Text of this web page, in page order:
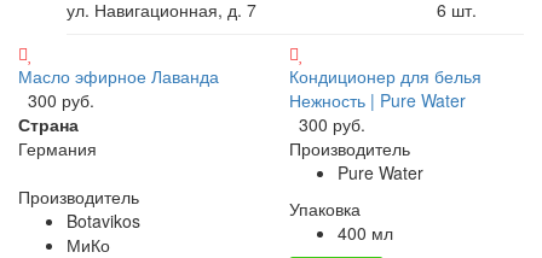
ул. Навигационная, д. 7 6 шт.
Масло эфирное Лаванда
300 руб.
Страна
Германия
Производитель
Botavikos
МиКо
Кондиционер для белья
Нежность | Pure Water
300 руб.
Производитель
Pure Water
Упаковка
400 мл